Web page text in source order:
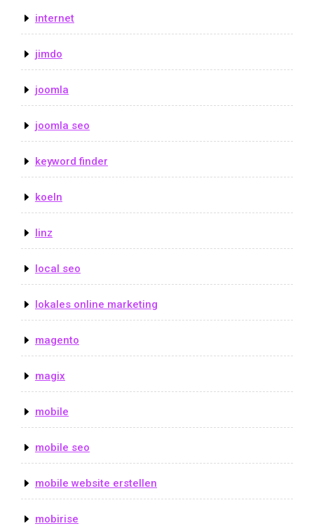
internet
jimdo
joomla
joomla seo
keyword finder
koeln
linz
local seo
lokales online marketing
magento
magix
mobile
mobile seo
mobile website erstellen
mobirise